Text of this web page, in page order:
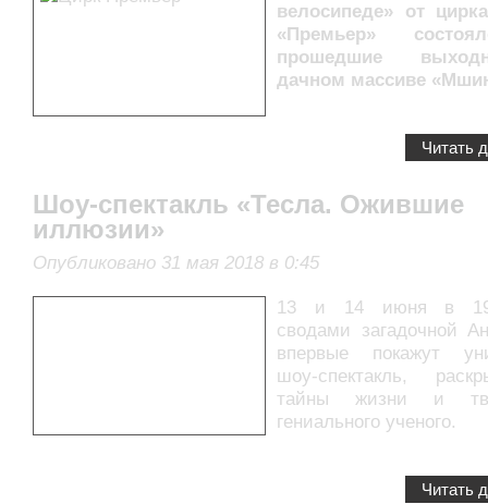
велосипеде» от
«Премьер»
прошедшие
дачном массиве
Читать
Шоу-спектакль «Тесла. Ожившие
иллюзии»
Опубликовано 31 мая 2018 в 0:45
13 и 14 июня в
сводами загадочной
впервые покажут
шоу-спектакль,
тайны жизни и
гениального ученого.
Читать